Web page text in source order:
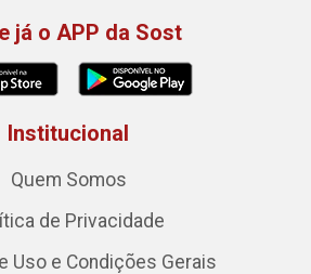
já o APP da Sost
Institucional
Quem Somos
de Privacidade
Uso e Condições Gerais